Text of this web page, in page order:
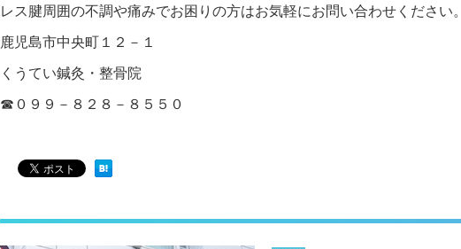
レス腱周囲の不調や痛みでお困りの方はお気軽にお問い合わせください。
鹿児島市中央町１２－１
くうてい鍼灸・整骨院
☎０９９－８２８－８５５０